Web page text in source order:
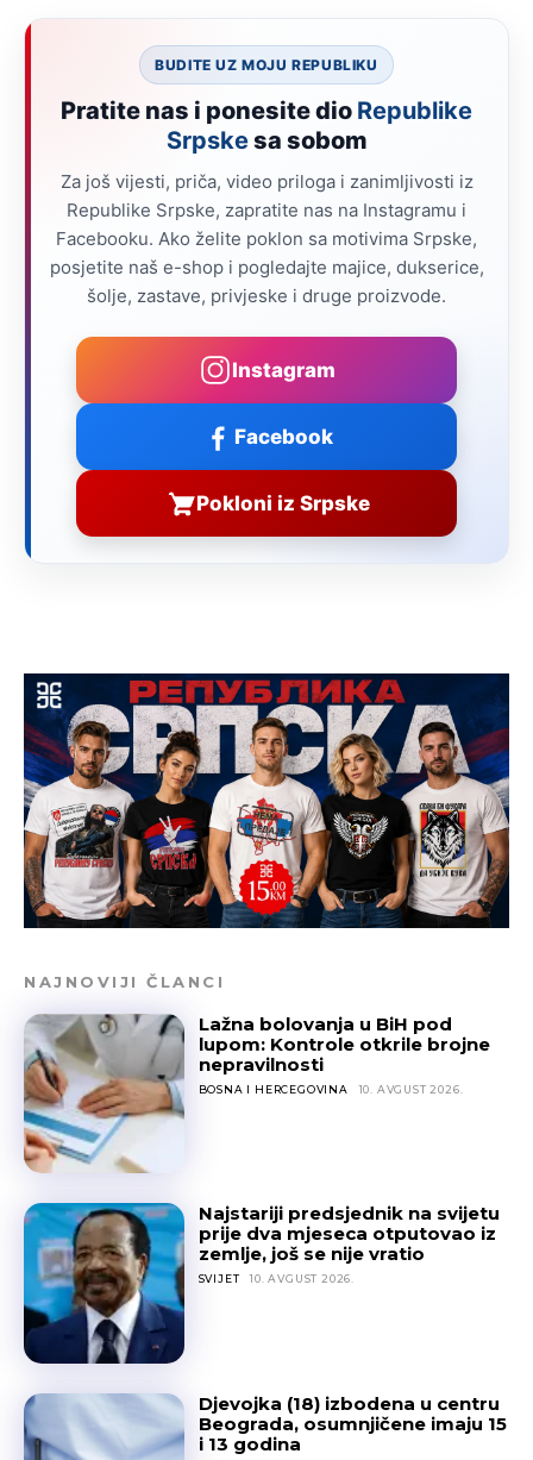
BUDITE UZ MOJU REPUBLIKU
Pratite nas i ponesite dio Republike
Srpskesa sobom
Za još vijesti, priča, video priloga i zanimljivosti iz
Republike Srpske, zapratite nas na Instagramu i
Facebooku. Ako želite poklon sa motivima Srpske,
posjetite naš e-shop i pogledajte majice, dukserice,
šolje, zastave, privjeske i druge proizvode.
Instagram
Facebook
Pokloni iz Srpske
NAJNOVIJI ČLANCI
Lažna bolovanja u BiH pod
lupom: Kontrole otkrile brojne
nepravilnosti
BOSNA I HERCEGOVINA 10. AVGUST 2026.
Najstariji predsjednik na svijetu
prije dva mjeseca otputovao iz
zemlje, još se nije vratio
SVIJET 10. AVGUST 2026.
Djevojka (18) izbodena u centru
Beograda, osumnjičene imaju 15
i 13 godina